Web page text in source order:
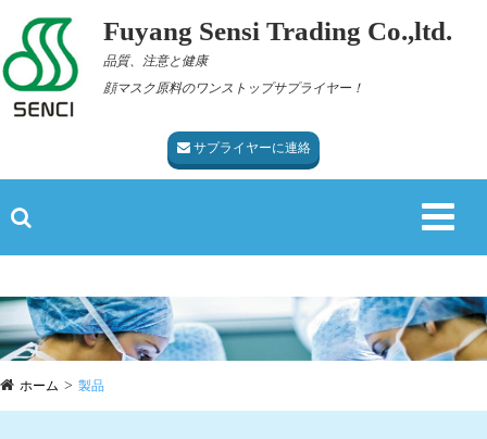
Fuyang Sensi Trading Co.,ltd.
品質、注意と健康
顔マスク原料のワンストップサプライヤー！
サプライヤーに連絡
ホーム 製品